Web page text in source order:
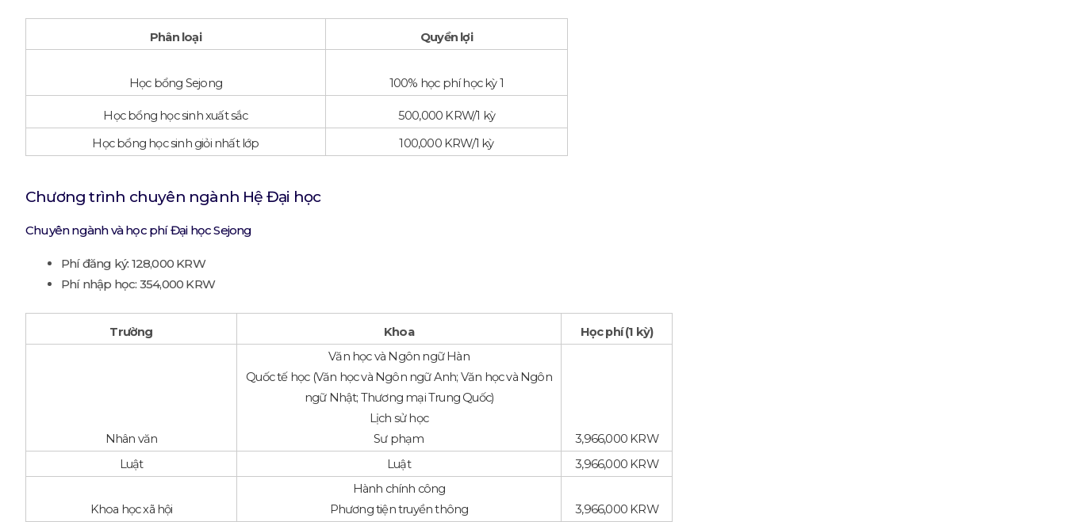
Phân loại Quyền lợi
Học bổng Sejong 100% học phí học kỳ 1
Học bổng học sinh xuất sắc
500,000 KRW/1 kỳ
Học bổng học sinh giỏi nhất lớp
100,000 KRW/1 kỳ
Chương trình chuyên ngành Hệ Đại học
Chuyên ngành và học phí Đại học Sejong
Phí đăng ký: 128,000 KRW
Phí nhập học: 354,000 KRW
Trường Khoa Học phí (1 kỳ)
Nhân văn
Văn học và Ngôn ngữ Hàn
Quốc tế học (Văn học và Ngôn ngữ Anh; Văn học và Ngôn
ngữ Nhật; Thương mại Trung Quốc)
Lịch sử học
Sư phạm
3,966,000 KRW
Luật
Luật 3,966,000 KRW
Khoa học xã hội
Hành chính công
Phương tiện truyền thông
3,966,000 KRW